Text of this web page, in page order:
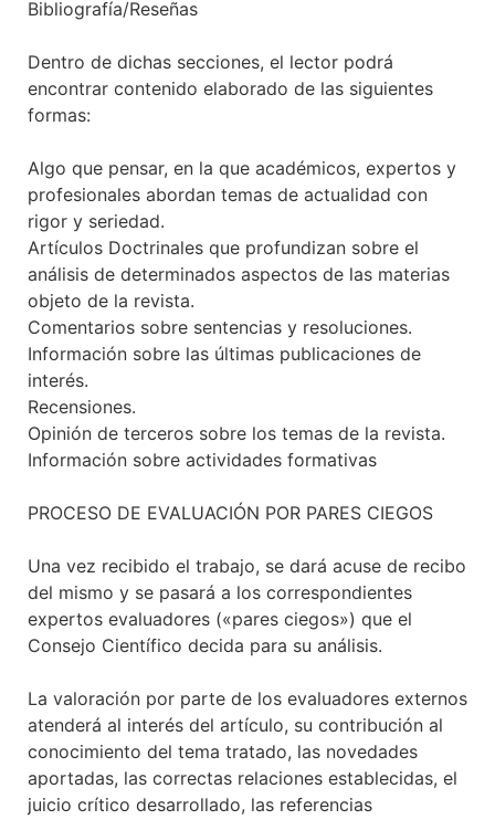
Bibliografía/Reseñas
Dentro de dichas secciones, el lector podrá
encontrar contenido elaborado de las siguientes
formas:
Algo que pensar, en la que académicos, expertos y
profesionales abordan temas de actualidad con
rigor y seriedad.
Artículos Doctrinales que profundizan sobre el
análisis de determinados aspectos de las materias
objeto de la revista.
Comentarios sobre sentencias y resoluciones.
Información sobre las últimas publicaciones de
interés.
Recensiones.
Opinión de terceros sobre los temas de la revista.
Información sobre actividades formativas
PROCESO DE EVALUACIÓN POR PARES CIEGOS
Una vez recibido el trabajo, se dará acuse de recibo
del mismo y se pasará a los correspondientes
expertos evaluadores («pares ciegos») que el
Consejo Científico decida para su análisis.
La valoración por parte de los evaluadores externos
atenderá al interés del artículo, su contribución al
conocimiento del tema tratado, las novedades
aportadas, las correctas relaciones establecidas, el
juicio crítico desarrollado, las referencias